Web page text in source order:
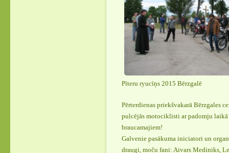
Pīteru ryucīņs 2015 Bērzgalē
Pērterdienas priekšvakarā Bērzgales
pulcējās motociklisti ar padomju
braucamajiem!
Galvenie pasākuma iniciatori un
draugi, moču fani: Aivars Mediniks,